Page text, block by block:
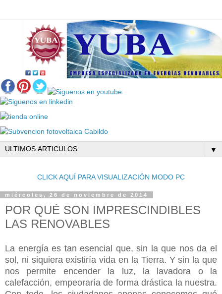
▼
CLICK AQUÍ PARA VISUALIZACIÓN MODO PC
miércoles, 26 de noviembre de 2014
POR QUÉ SON IMPRESCINDIBLES
LAS RENOVABLES
La energía es tan esencial que, sin la que nos da el
sol, ni siquiera existiría vida en la Tierra. Y sin la que
nos permite encender la luz, la lavadora o la
calefacción, empeoraría de forma drástica la nuestra.